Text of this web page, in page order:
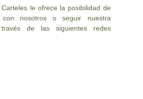
le ofrece la posibilidad de
con nosotros o seguir nuestra
de las siguientes redes